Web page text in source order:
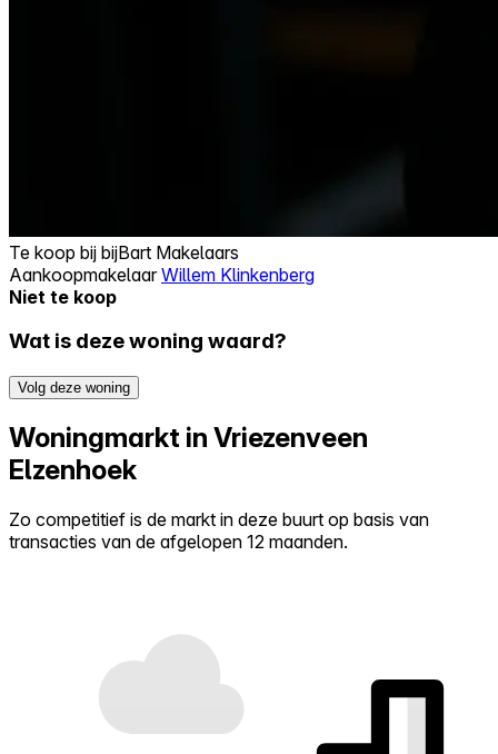
Te koop bij bijBart Makelaars
AankoopmakelaarWillem Klinkenberg
Niet te koop
Wat is deze woning waard?
Volg deze woning
Woningmarkt in Vriezenveen
Elzenhoek
Zo competitief is de markt in deze buurt op basis van
transacties van de afgelopen 12 maanden.